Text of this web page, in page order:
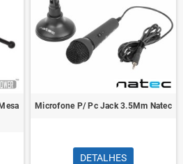
Microfone P/ Pc Jack 3.5Mm Natec
DETALHES